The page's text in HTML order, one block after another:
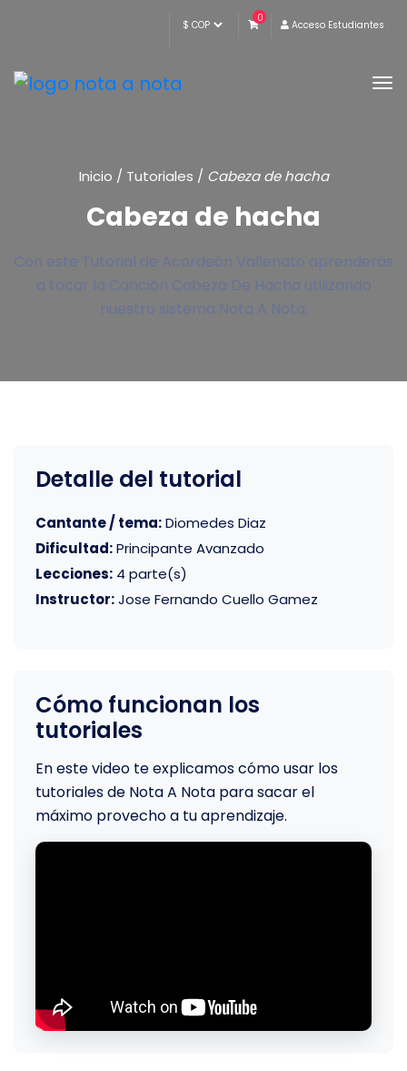
0
Acceso Estudiantes
Inicio / Tutoriales / Cabeza de hacha
Cabeza de hacha
Con este Tutorial de Acordeón Vallenato aprenderás
a tocar la Canción Cabeza De Hacha utilizando
nuestro sistema Nota A Nota.
Detalle del tutorial
Cantante / tema:Diomedes Diaz
Dificultad:Principante Avanzado
Lecciones: 4 parte(s)
Instructor:Jose Fernando Cuello Gamez
Cómo funcionan los
tutoriales
En este video te explicamos cómo usar los
tutoriales de Nota A Nota para sacar el
máximo provecho a tu aprendizaje.